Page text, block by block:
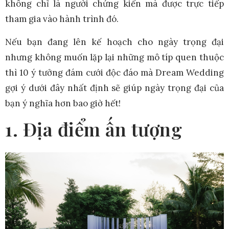
không chỉ là người chứng kiến mà được trực tiếp
tham gia vào hành trình đó.
Nếu bạn đang lên kế hoạch cho ngày trọng đại
nhưng không muốn lặp lại những mô típ quen thuộc
thì 10 ý tưởng đám cưới độc đáo mà Dream Wedding
gợi ý dưới đây nhất định sẽ giúp ngày trọng đại của
bạn ý nghĩa hơn bao giờ hết!
1. Địa điểm ấn tượng